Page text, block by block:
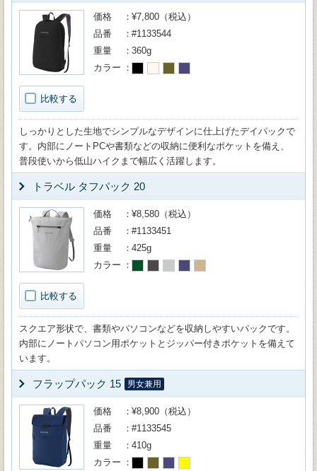
比較する
価格
¥7,800（税込）
品番
#1133544
重量
360g
カラー
しっかりとした生地でシンプルなデザインに仕上げたデイパックで
す。内部にノートPCや書類などの収納に便利なポケットを備え、
普段使いから低山ハイクまで幅広く活躍します。
トラベル タフパック 20
比較する
価格
¥8,580（税込）
品番
#1133451
重量
425g
カラー
スクエア形状で、書類やパソコンなどを収納しやすいパックです。
内部にノートパソコン用ポケットとジッパー付きポケットを備えて
います。
フラップパック 15 男女兼用
価格
¥8,900（税込）
品番
#1133545
重量
410g
カラー